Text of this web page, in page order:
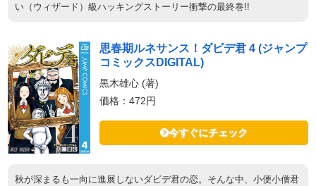
い（ウィザード）級ハッキングストーリー衝撃の最終巻!!
思春期ルネサンス！ダビデ君 4 (ジャンプ
コミックスDIGITAL)
黒木雄心 (著)
価格：472円
今すぐにチェック
秋が深まるも一向に進展しないダビデ君の恋。そんな中、小便小僧君